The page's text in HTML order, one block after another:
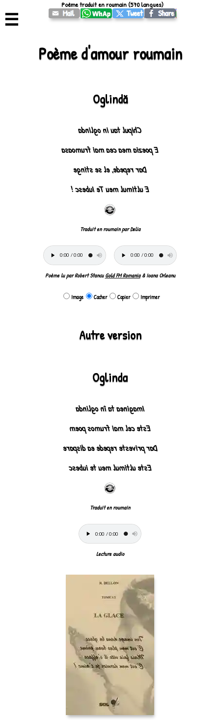
☰
Poème d'amour roumain
Oglindă
Chipul tau in oglinda
E poezia mea cea mai frumoasa
Dar repede, el se stinge
E ultimul meu Te Iubesc !
Traduit en roumain par Delia
Poème lu par Robert StancuGold FM Romania& Ioana Orleanu
Image Cacher Copier Imprimer
Autre version
Oglinda
Imaginea ta în oglinda
Este cel mai frumos poem
Dar priveste repede ea dispare
Este ultimul meu te iubesc
Traduit en roumain
Lecture audio
Poème traduit en roumain (570 langues)